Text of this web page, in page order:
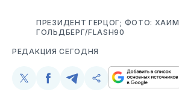
ПРЕЗИДЕНТ ГЕРЦОГ; ФОТО: ХАИМ
ГОЛЬДБЕРГ/FLASH90
РЕДАКЦИЯ СЕГОДНЯ
Поделиться
Поделиться
Поделиться
Скопируйте